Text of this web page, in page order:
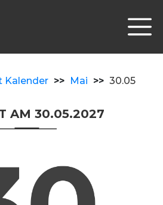
Kalender >> Mai >> 30.05
AM 30.05.2027